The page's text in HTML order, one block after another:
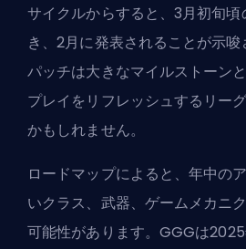
サイクルからすると、3月初旬
き、2月に発表されることが示
パッチは大きなマイルストーン
プレイをリフレッシュするリー
かもしれません。
ロードマップによると、年中の
いクラス、武器、ゲームメカニ
可能性があります。GGGは